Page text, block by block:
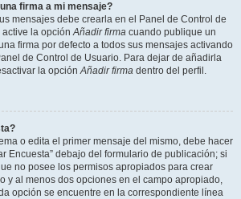
firma a mi mensaje?
mensajes debe crearla en el Panel de Control de
active la opciónAñadir firma cuando publique un
firma por defecto a todos sus mensajes activando
de Control de Usuario. Para dejar de añadirla
la opciónAñadir firma dentro del perfil.
o edita el primer mensaje del mismo, debe hacer
Encuesta” debajo del formulario de publicación; si
no posee los permisos apropiados para crear
y al menos dos opciones en el campo apropiado,
opción se encuentre en la correspondiente línea